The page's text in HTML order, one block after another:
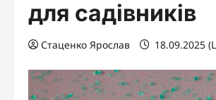
для садівників
Стаценко Ярослав 18.09.2025